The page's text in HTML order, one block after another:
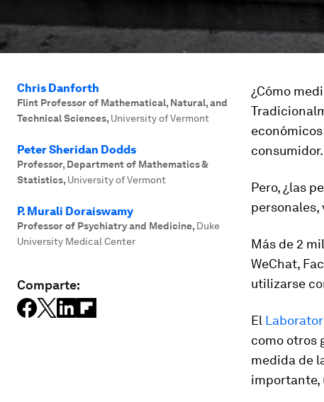
Chris Danforth
Flint Professor of Mathematical, Natural, and
Technical Sciences, University of Vermont
Peter Sheridan Dodds
Professor, Department of Mathematics &
Statistics, University of Vermont
P. Murali Doraiswamy
Professor of Psychiatry and Medicine, Duke
University Medical Center
Comparte:
¿Cómo
consumidor.
Pero, ¿las
personales,
Más de 2
WeChat,
utilizarse
El
como otros
medida de
importante,